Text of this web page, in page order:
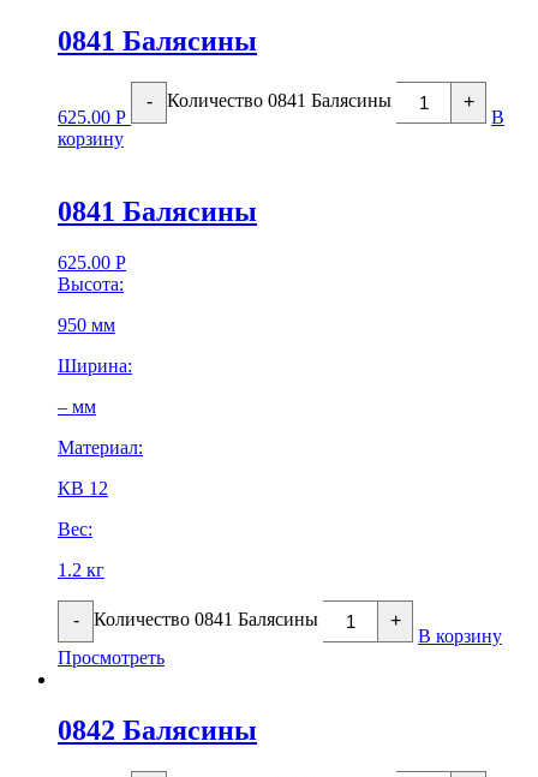
0841 Балясины
625.00 Р
- Количество 0841 Балясины +
В
корзину
0841 Балясины
625.00 Р
Высота:
950 мм
Ширина:
– мм
Материал:
КВ 12
Вес:
1.2 кг
- Количество 0841 Балясины +
В корзину
Просмотреть
0842 Балясины